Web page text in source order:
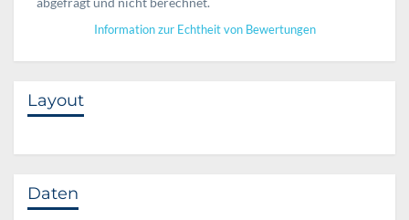
Information zur Echtheit von Bewertungen
Layout
Daten